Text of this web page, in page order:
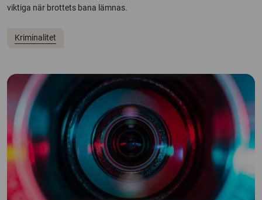
viktiga när brottets bana lämnas.
Kriminalitet